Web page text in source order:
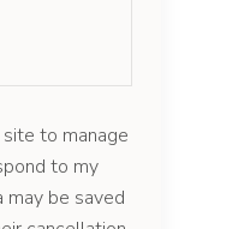
to manage
to my
may be saved